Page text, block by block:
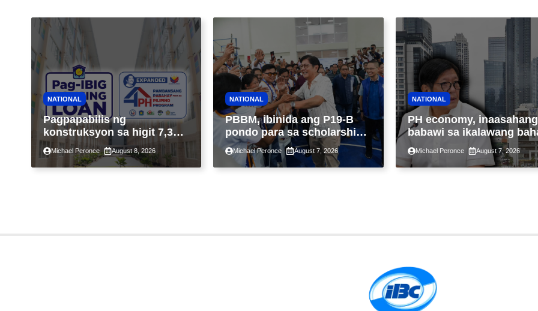
NATIONAL
Pagpapabilis ng
konstruksyon sa higit 7,300
kabahayan sa ilalim ng
Expanded 4PH, posible na
sa pagtutulungan ng Pag-
Michael Peronce August 8, 2026
NATIONAL
PBBM, ibinida ang P19-B
pondo para sa scholarship
ngayong taon, pinakamalaki
sa kasaysayan ng TESDA
Michael Peronce August 7, 2026
NATIONAL
PH economy, inaasahang
babawi sa ikalawang
ng taon kasunod ng 2.3%
GDP dulot ng Middle
war, pagkaantala ng
Michael Peronce August 7, 2026